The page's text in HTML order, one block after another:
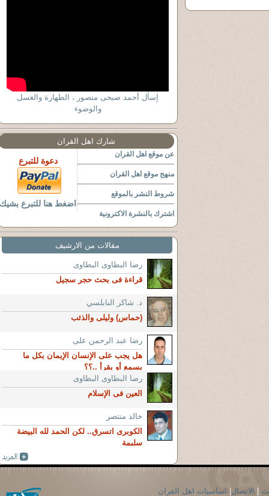
إسأل أحمد صبحى منصور ، الطهارة والغسل
والوضوء
شارك اهل القران
عن موقع اهل القران
منهج موقع اهل القران
شروط النشر بالموقع
اشترك بالنشرة الاكترونية
دعوة للتبرع
اضغط هنا للتبرع بشيك
مقالات من الارشيف
رضا البطاوى البطاوى
قراءة فى بحث حجر سجيل
د. شاكر النابلسي
(حماس) وليلى والذئب
رضا عبد الرحمن على
هل يجب على الإنسان الإيمان بكل ما
يسمع أو يقرأ ..؟؟
رضا البطاوى البطاوى
العين فى الإسلام
خالد منتصر
الكوبرى اتسرق.. لكن الحمد لله البيضة
سليمة
الاتصال اساسيات اهل القران